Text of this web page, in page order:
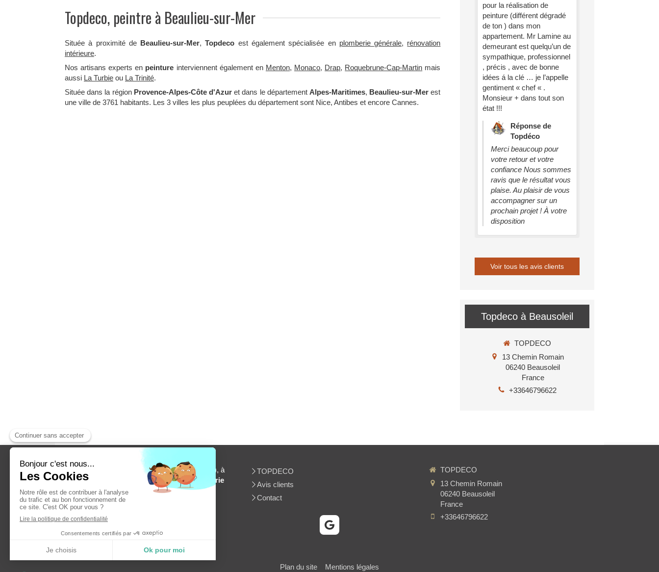
Topdeco, peintre à Beaulieu-sur-Mer
Située à proximité de Beaulieu-sur-Mer,Topdeco est également spécialisée en plomberie générale, rénovation
intérieure.
Nos artisans experts en peinture interviennent également en Menton, Monaco, Drap, Roquebrune-Cap-Martin mais
aussi La Turbie ou La Trinité.
Située dans la région Provence-Alpes-Côte d'Azur et dans le département Alpes-Maritimes, Beaulieu-sur-Mer est
une ville de 3761 habitants. Les 3 villes les plus peuplées du département sont Nice, Antibes et encore Cannes.
pour la réalisation de
peinture (différent dégradé
de ton ) dans mon
appartement. Mr Lamine au
demeurant est quelqu’un de
sympathique, professionnel
, précis , avec de bonne
idées á la clé … je l’appelle
gentiment « chef « .
Monsieur + dans tout son
état !!!
Réponse de
Topdéco
Merci beaucoup pour
votre retour et votre
confiance Nous sommes
ravis que le résultat vous
plaise. Au plaisir de vous
accompagner sur un
prochain projet ! À votre
disposition
Voir tous les avis clients
Topdeco à Beausoleil
TOPDECO
13 Chemin Romain
06240 Beausoleil
France
+33646796622
TOPDECO, présente en Alpes-Maritimes (06), à
Monaco et Beausoleil, est experte enplomberie
générale, rénovation intérieure ou encore
peinture.
ContactezTOPDECO
Demander un devis
TOPDECO
Avis clients
Contact
TOPDECO
13 Chemin Romain
06240 Beausoleil
France
+33646796622
Plan du site Mentions légales